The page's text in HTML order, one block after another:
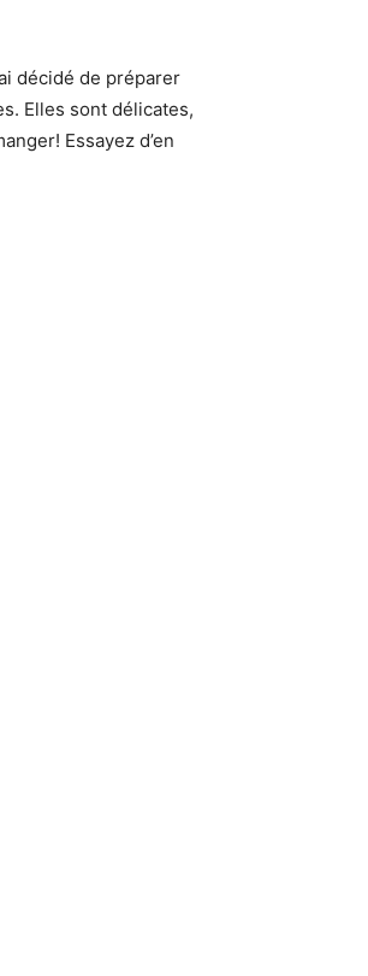
décidé de préparer
Elles sont délicates,
Essayez d’en